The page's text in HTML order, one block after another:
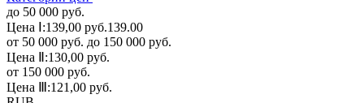
до 50 000 руб.
Цена Ⅰ:139,00 руб.139.00
от 50 000 руб. до 150 000 руб.
Цена Ⅱ:130,00 руб.
от 150 000 руб.
Цена Ⅲ:121,00 руб.